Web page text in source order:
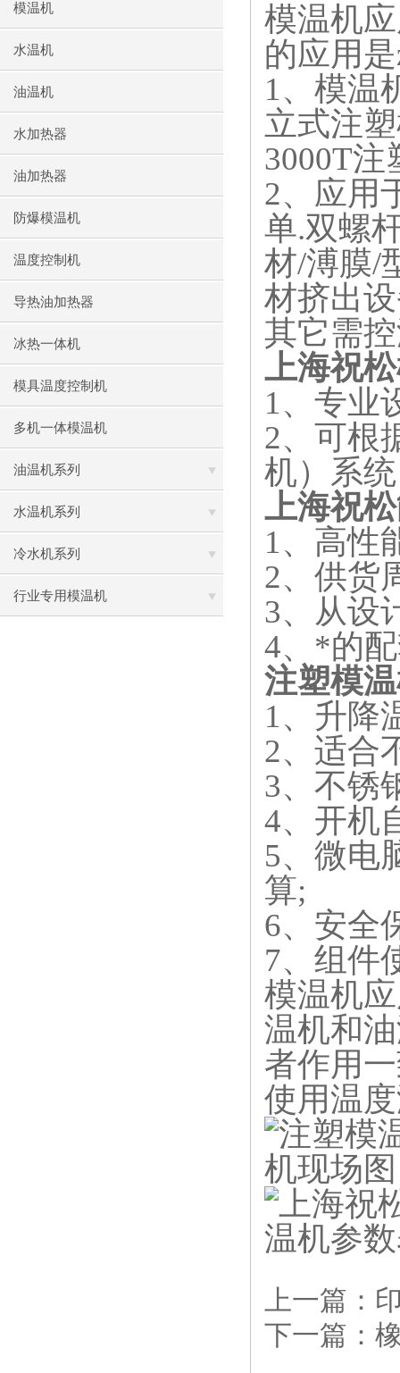
模温机
水温机
油温机
水加热器
油加热器
防爆模温机
温度控制机
导热油加热器
冰热一体机
模具温度控制机
多机一体模温机
油温机系列
水温机系列
冷水机系列
行业专用模温机
模温机
的应用
1 、模温
立式注
3000T注
2、应用
单.双螺
材/溥膜/
材挤出
其它需
上海祝
1 、专业
2、可根
机）系统
上海祝
1 、高性
2、供货
3、从设
4、*的
注塑模
1 、升降
2、适合
3、不锈
4、开机
5、微电
算;
6、安全
7、组件
模温机
温机和
者作用
使用温
上一篇：
下一篇：